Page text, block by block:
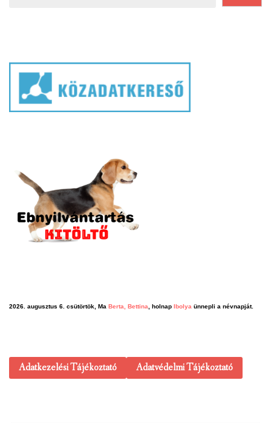
2026. augusztus 6. csütörtök, Ma Berta, Bettina, holnap Ibolya ünnepli a névnapját.
Adatkezelési Tájékoztató Adatvédelmi Tájékoztató